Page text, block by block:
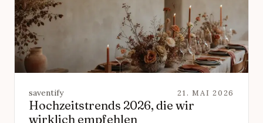
saventify 21. MAI 2026
Hochzeitstrends 2026, die wir
wirklich empfehlen